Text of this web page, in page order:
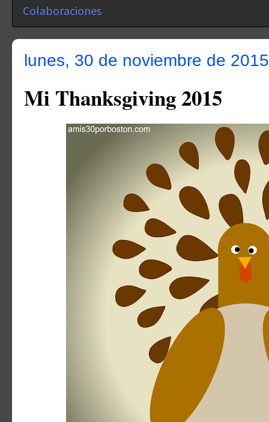
Colaboraciones
lunes, 30 de noviembre de 2015
Mi Thanksgiving 2015